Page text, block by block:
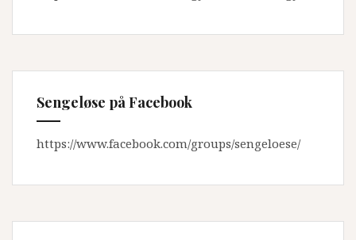
Sengeløse på Facebook
https://www.facebook.com/groups/sengeloese/